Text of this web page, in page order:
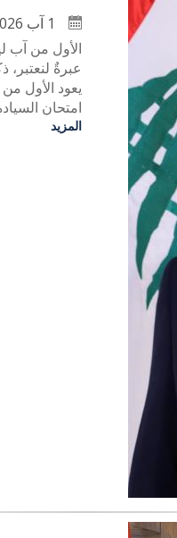
الأول من آب
عبرةٌ
يعود الأول
امتحان
المزيد